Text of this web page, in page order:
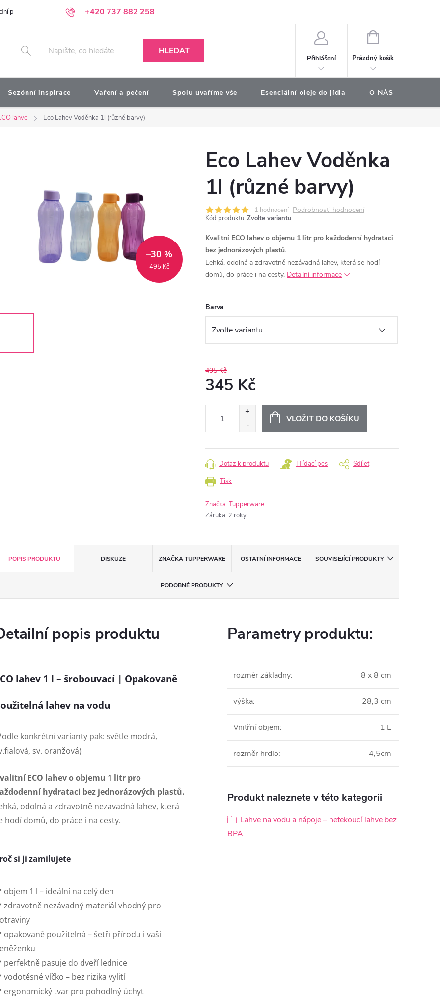
+420 737 882 258
podmínky Podmínky ochrany osobních údajů
HLEDAT
Přihlášení
NÁKUPNÍ
Prázdný košík
Sezónní inspirace Vaření a pečení Spolu uvaříme vše Esenciální oleje do jídla O NÁS
lahve Eco Lahev Voděnka 1l (různé barvy)
495 Kč
–30 %
Eco Lahev Voděnka
1l (různé barvy)
1 hodnocení Podrobnosti hodnocení
Kód produktu: Zvolte variantu
Kvalitní ECO lahev o objemu 1 litr pro každodenní hydrataci
bez jednorázových plastů.
Lehká, odolná a zdravotně nezávadná lahev, která se hodí
domů, do práce i na cesty. Detailní informace
Barva
495 Kč
345 Kč
VLOŽIT DO KOŠÍKU
Tisk
Dotaz k produktu Hlídací pes Sdílet
Značka:Tupperware
Záruka: 2 roky
POPIS PRODUKTU DISKUZE ZNAČKATUPPERWARE OSTATNÍ INFORMACE SOUVISEJÍCÍ PRODUKTY
PODOBNÉ PRODUKTY
popis produktu
lahev 1 l – šrobouvací | Opakovaně
lahev na vodu
konkrétní varianty pak: světle modrá,
sv. oranžová)
ECO lahev o objemu 1 litr pro
hydrataci bez jednorázových plastů.
odolná a zdravotně nezávadná lahev, která
hodí domů, do práce i na cesty.
si ji zamilujete
objem 1 l – ideální na celý den
zdravotně nezávadný materiál vhodný pro
opakovaně použitelná – šetří přírodu i vaši
perfektně pasuje do dveří lednice
vodotěsné víčko – bez rizika vylití
ergonomický tvar pro pohodlný úchyt
Parametry produktu:
rozměr základny: 8 x 8 cm
výška: 28,3 cm
Vnitřní objem: 1 L
rozměr hrdlo: 4,5cm
Produkt naleznete v této kategorii
Lahve na vodu a nápoje – netekoucí lahve bez
BPA